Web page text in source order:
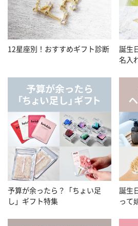
12星座別！おすすめギフト診断
誕生
名入
予算が余ったら？「ちょい足
し」ギフト特集
誕生
って